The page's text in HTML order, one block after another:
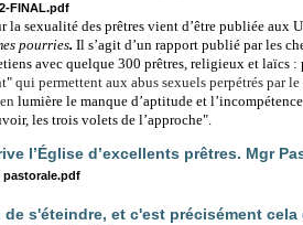
FINAL.pdf
la sexualité des prêtres vient d’être publiée aux
pourries. Il s’agit d’un rapport publié par les
avec quelque 300 prêtres, religieux et laïcs :
" qui permettent aux abus sexuels perpétrés par
lumière le manque d’aptitude et
les trois volets de l’approche".
l’Église d’excellents prêtres. Mgr
pastorale.pdf
de s'éteindre, et c'est précisément